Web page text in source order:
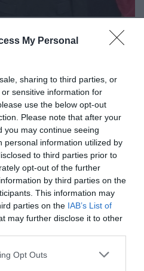
My Personal
sharing to third parties, or
sensitive information for
use the below opt-out
Please note that after your
you may continue seeing
personal information utilized by
to third parties prior to
opt-out of the further
by third parties on the
This information may
parties on the IAB’s List of
may further disclose it to other
app uses one or more Google
Opt Outs
βραβείο Συνολικής
στο Θέατρο Dolby του
18 Απριλίου